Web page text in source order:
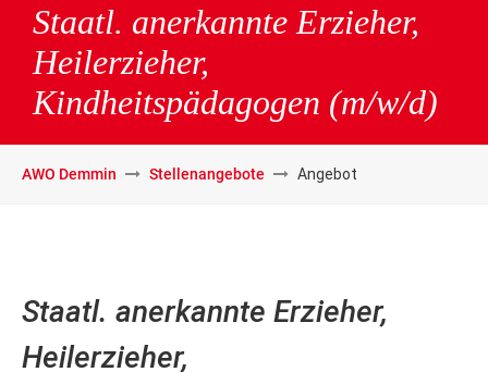
Staatl. anerkannte Erzieher,
Heilerzieher,
Kindheitspädagogen (m/w/d)
AWO Demmin Stellenangebote Angebot
Staatl. anerkannte Erzieher,
Heilerzieher,